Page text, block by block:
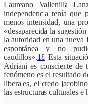
Laureano Vallenilla
independencia tenía que
menos intensidad, una
«desaparecida la
la autoridad en una nueva
espontánea y no
caudillos».18 Esta
Adriani es consciente de
fenómeno es el resultado
liberales, el credo
las estructuras culturales e